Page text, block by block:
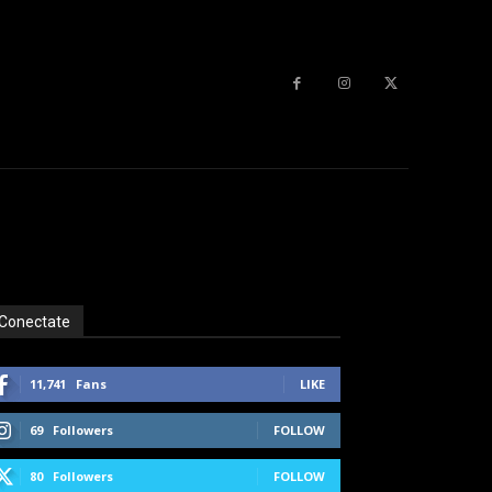
11,741 Fans LIKE
69 Followers FOLLOW
80 Followers FOLLOW